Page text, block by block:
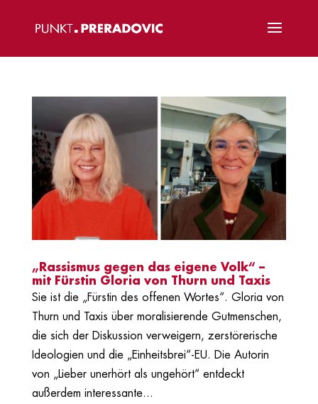
„Rassismus gegen das eigene Volk“ –
mit Fürstin Gloria von Thurn und Taxis
Sie ist die „Fürstin des offenen Wortes“. Gloria von
Thurn und Taxis über moralisierende Gutmenschen,
die sich der Diskussion verweigern, zerstörerische
Ideologien und die „Einheitsbrei“-EU. Die Autorin
von „Lieber unerhört als ungehört“ entdeckt
außerdem interessante...